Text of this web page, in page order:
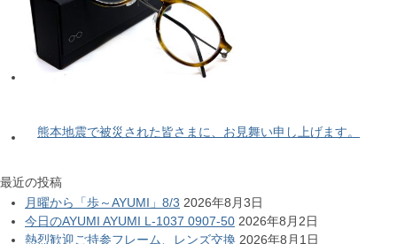
熊本地震で被災された皆さまに、お見舞い申し上げます。
最近の投稿
月曜から「歩～AYUMI」8/3 2026年8月3日
今日のAYUMI AYUMI L-1037 0907-50 2026年8月2日
熱烈歓迎ご持参フレーム、レンズ交換 2026年8月1日